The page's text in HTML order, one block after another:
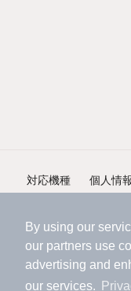
By using our
our partners use
advertising and
our services.
アプリに切り
対応機種 個人情